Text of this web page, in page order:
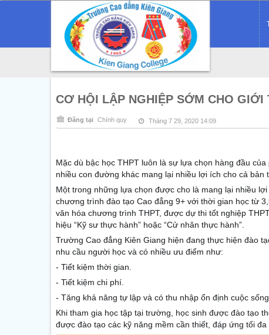
CƠ HỘI LẬP NGHIỆP SỚM CHO
Đăng tại Chính quy Tháng 7 29, 2020 14:09
Mặc dù bậc học THPT luôn là sự lựa chọn hàng đầu
nhiều con đường khác mang lại nhiều lợi ích cho cả bản
Một trong những lựa chọn được cho là mang lại nhiều
chương trình đào tạo Cao đẳng 9+ với thời gian học từ
văn hóa chương trình THPT, được dự thi tốt nghiệp
hiệu “Kỹ sư thực hành” hoặc “Cử nhân thực hành”.
Trường Cao đẳng Kiên Giang hiện đang thực hiện đào
nhu cầu người học và có nhiều ưu điểm như:
- Tiết kiệm thời gian.
- Tiết kiệm chi phí.
- Tăng khả năng tự lập và có thu nhập ổn định cuộc sống.
Khi tham gia học tập tại trường, học sinh được đào tạo
được đào tạo các kỹ năng mềm cần thiết, đáp ứng tối đa